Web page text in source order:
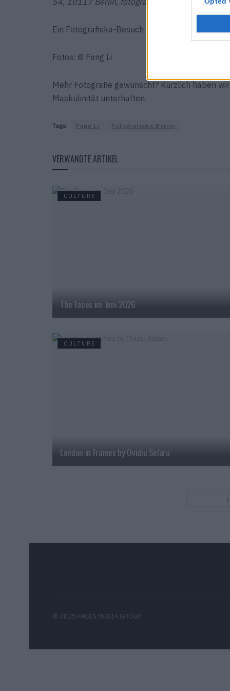
Ein Fotografiska-Besuch lohnt sich immer.
Fotos: © Feng Li
Mehr Fotografie gewünscht? Kürzlich haben
Maskulinität unterhalten.
Tags: Feng Li Fotografiska Berlin
VERWANDTE ARTIKEL
CULTURE
The Faces im Juni 2026
CULTURE
London in Frames by Ovidiu Selaru
© 2025 FACES MEDIA GROUP